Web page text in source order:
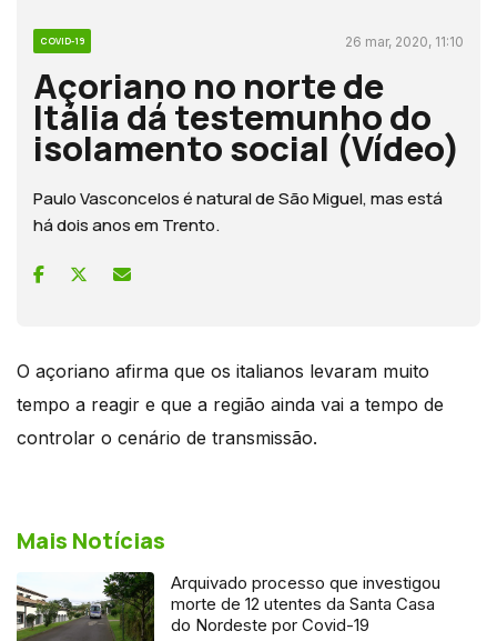
COVID-19 26 mar, 2020, 11:10
Açoriano no norte de
Itália dá testemunho do
isolamento social (Vídeo)
Paulo Vasconcelos é natural de São Miguel, mas está
há dois anos em Trento.
O açoriano afirma que os italianos levaram muito
tempo a reagir e que a região ainda vai a tempo de
controlar o cenário de transmissão.
Mais Notícias
Arquivado processo que investigou
morte de 12 utentes da Santa Casa
do Nordeste por Covid-19